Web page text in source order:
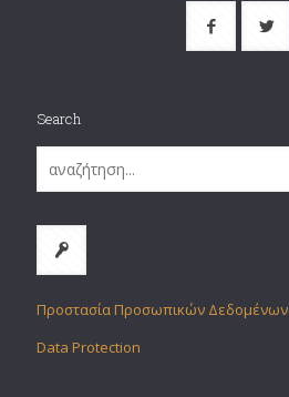
Search
Προστασία Προσωπικών Δεδομένων
Data Protection